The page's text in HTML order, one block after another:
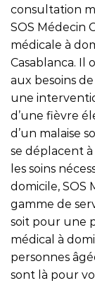
consultation
SOS Médecin
médicale à
Casablanca. Il
aux besoins
une
d’une fièvre
d’un malaise
se déplacent
les soins
domicile, SOS
gamme de
soit pour une
médical à
personnes
sont là pour